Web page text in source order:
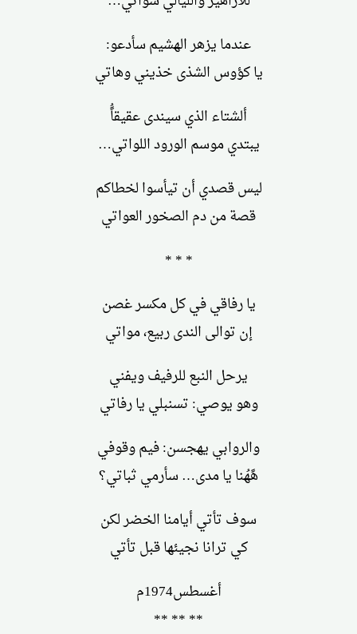
عندما يزهر الهشيم سأدعو:
يا كؤوس الشذى خذيني وهاتي
ألشتاء الذي سيندى عقيقاًُ
يبتدي موسم الورود اللواتي…
ليس قصدي أن تيأسوا لخطاكم
قصة من دم الصخور العواتي
* * *
يا رفاقي في كل مكسر غصن
إن توالى الندى ربيع، مواتي
يرحل النبع للرفيف ويفني
وهو يوصي: تسنبلي يا رفاتي
والروابي يهجسن: فيم وقوفي
هًهُنا يا مدى… سأرمي ثباتي؟
سوف تأتي أيامنا الخضر لكن
كي ترانا نجيئها قبل تأتي
أغسطس1974م
** ** **